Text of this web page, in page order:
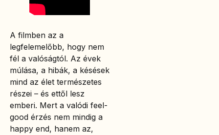
A filmben az a
legfelemelőbb, hogy nem
fél a valóságtól. Az évek
múlása, a hibák, a késések
mind az élet természetes
részei – és ettől lesz
emberi. Mert a valódi feel-
good érzés nem mindig a
happy end, hanem az,